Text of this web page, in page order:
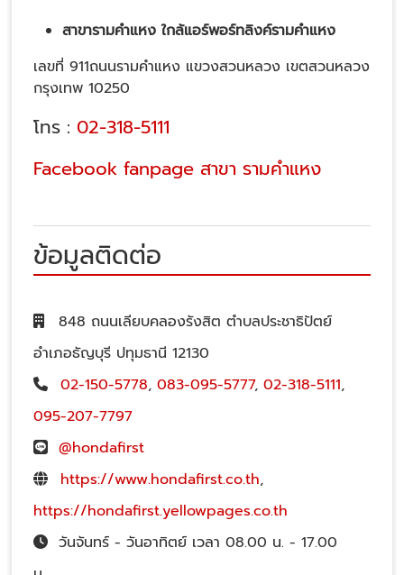
สาขารามคำแหง ใกล้แอร์พอร์ทลิงค์รามคำแหง
เลขที่ 911ถนนรามคำแหง แขวงสวนหลวง เขตสวนหลวง
กรุงเทพ 10250
โทร : 02-318-5111
Facebook fanpage สาขา รามคำแหง
ข้อมูลติดต่อ
848 ถนนเลียบคลองรังสิต ตำบลประชาธิปัตย์
อำเภอธัญบุรี ปทุมธานี 12130
02-150-5778, 083-095-5777, 02-318-5111,
095-207-7797
@hondafirst
https://www.hondafirst.co.th,
https://hondafirst.yellowpages.co.th
วันจันทร์ - วันอาทิตย์ เวลา 08.00 น. - 17.00